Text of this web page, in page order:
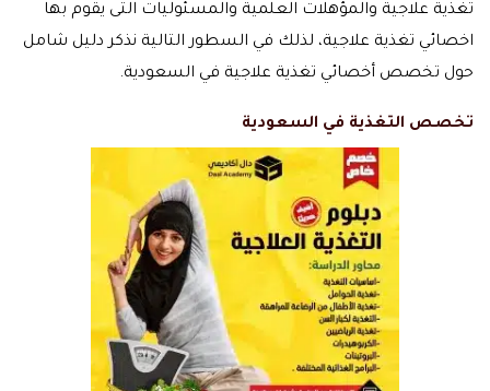
تغذية علاجية والمؤهلات العلمية والمسئوليات التى يقوم بها
اخصائي تغذية علاجية، لذلك في السطور التالية نذكر دليل شامل
حول تخصص أخصائي تغذية علاجية في السعودية.
تخصص التغذية في السعودية